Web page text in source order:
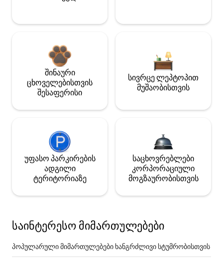
შინაური
ცხოველებისთვის
შესაფერისი
სივრცე ლეპტოპით
მუშაობისთვის
უფასო პარკირების
ადგილი
ტერიტორიაზე
საცხოვრებლები
კორპორაციული
მოგზაურობისთვის
საინტერესო მიმართულებები
პოპულარული მიმართულებები ხანგრძლივი სტუმრობისთვის